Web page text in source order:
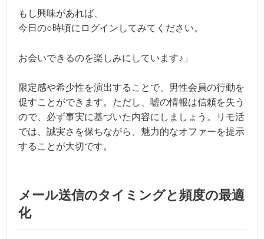
もし興味があれば、
今日の○時頃にログインしてみてください。
お会いできるのを楽しみにしています♪」
限定感や希少性を演出することで、男性会員の行動を
促すことができます。ただし、嘘の情報は信頼を失う
ので、必ず事実に基づいた内容にしましょう。リモ活
では、誠実さを保ちながら、魅力的なオファーを提示
することが大切です。
メール送信のタイミングと頻度の最適
化